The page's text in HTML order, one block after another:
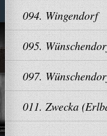
094. Wingendorf
095.
097.
011. Zwecka